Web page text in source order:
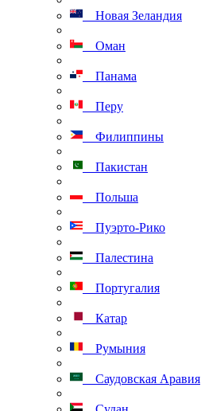
Новая Зеландия
Оман
Панама
Перу
Филиппины
Пакистан
Польша
Пуэрто-Рико
Палестина
Португалия
Катар
Румыния
Саудовская Аравия